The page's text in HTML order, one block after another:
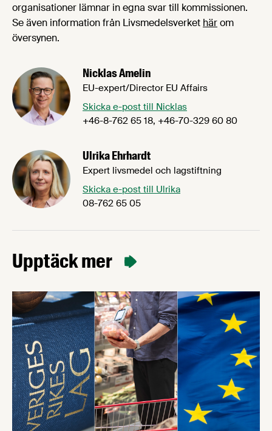
organisationer lämnar in egna svar till kommissionen.
Se även information från Livsmedelsverket härom
översynen.
Nicklas Amelin
EU-expert/Director EU Affairs
Skicka e-post till Nicklas
+46-8-762 65 18, +46-70-329 60 80
Ulrika Ehrhardt
Expert livsmedel och lagstiftning
Skicka e-post till Ulrika
08-762 65 05
Upptäck mer